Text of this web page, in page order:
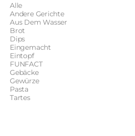
Alle
Andere Gerichte
Aus Dem Wasser
Brot
Dips
Eingemacht
Eintopf
FUNFACT
Gebäcke
Gewürze
Pasta
Tartes